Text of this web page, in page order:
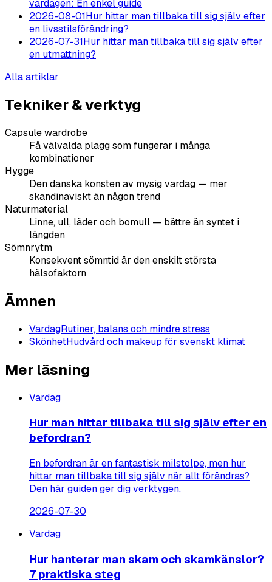
vardagen: En enkel guide
2026-08-01Hur hittar man tillbaka till sig själv efter
en livsstilsförändring?
2026-07-31Hur hittar man tillbaka till sig själv efter
en utmattning?
Alla artiklar
Tekniker & verktyg
Capsule wardrobe
Få välvalda plagg som fungerar i många
kombinationer
Hygge
Den danska konsten av mysig vardag — mer
skandinaviskt än någon trend
Naturmaterial
Linne, ull, läder och bomull — bättre än syntet i
längden
Sömnrytm
Konsekvent sömntid är den enskilt största
hälsofaktorn
Ämnen
VardagRutiner, balans och mindre stress
SkönhetHudvård och makeup för svenskt klimat
Mer läsning
Vardag
Hur man hittar tillbaka till sig själv efter en
befordran?
En befordran är en fantastisk milstolpe, men hur
hittar man tillbaka till sig själv när allt förändras?
Den här guiden ger dig verktygen.
2026-07-30
Vardag
Hur hanterar man skam och skamkänslor?
7 praktiska steg